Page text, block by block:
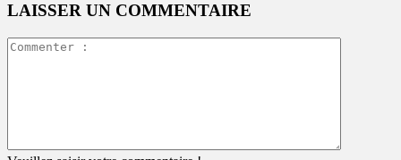
LAISSER UN COMMENTAIRE